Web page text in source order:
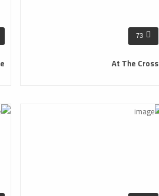
73
At The Cross